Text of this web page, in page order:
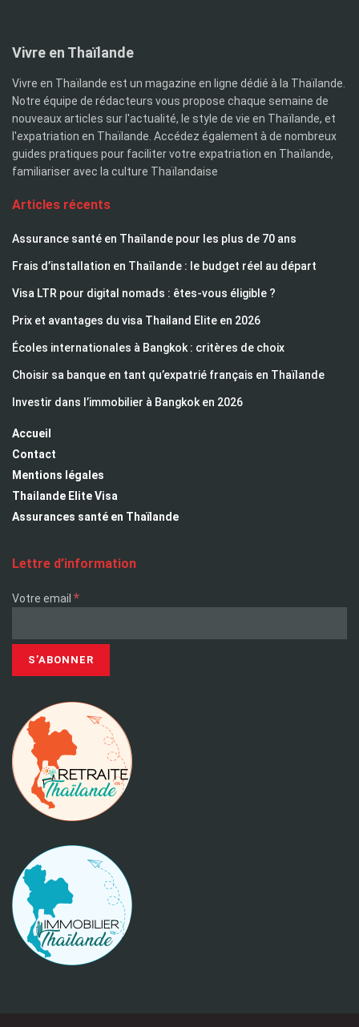
Vivre en Thaïlande
Vivre en Thaïlande est un magazine en ligne dédié à la Thaïlande.
Notre équipe de rédacteurs vous propose chaque semaine de
nouveaux articles sur l'actualité, le style de vie en Thaïlande, et
l'expatriation en Thaïlande. Accédez également à de nombreux
guides pratiques pour faciliter votre expatriation en Thaïlande,
familiariser avec la culture Thaïlandaise
Articles récents
Assurance santé en Thaïlande pour les plus de 70 ans
Frais d’installation en Thaïlande : le budget réel au départ
Visa LTR pour digital nomads : êtes-vous éligible ?
Prix et avantages du visa Thailand Elite en 2026
Écoles internationales à Bangkok : critères de choix
Choisir sa banque en tant qu’expatrié français en Thaïlande
Investir dans l’immobilier à Bangkok en 2026
Accueil
Contact
Mentions légales
Thailande Elite Visa
Assurances santé en Thaïlande
Lettre d’information
Votre email *